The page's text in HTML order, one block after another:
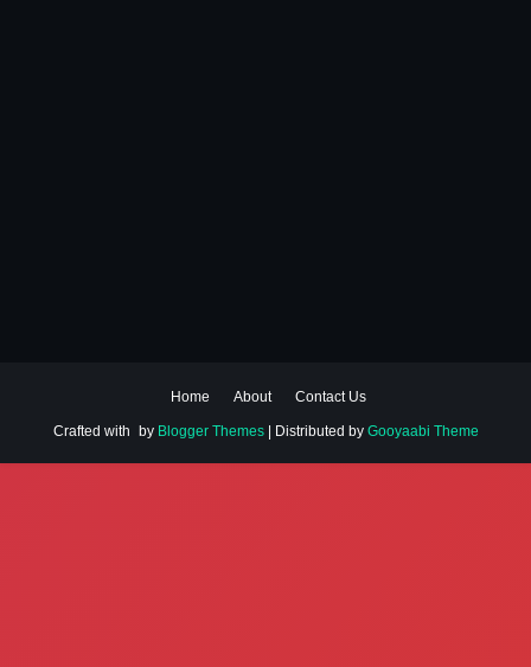
Home About Contact Us
Crafted with by Blogger Themes| Distributed by Gooyaabi Theme